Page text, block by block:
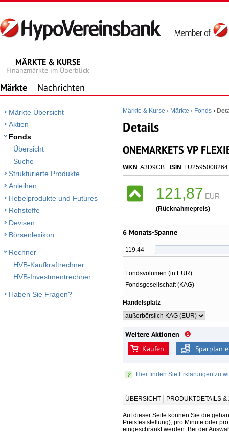
MÄRKTE & KURSE
Finanzmärkte im Überblick
Märkte Nachrichten
Märkte Übersicht
Aktien
Fonds
Übersicht
Suche
Strukturierte Produkte
Anleihen
Hebelprodukte und Futures
Rohstoffe
Devisen
Börsenlexikon
Rechner
HVB-Kaufkraftrechner
HVB-Investmentrechner
Haben Sie Fragen?
Märkte & Kurse › Märkte › Fonds ›
Details
ONEMARKETS VP
WKN A3D9CB ISIN LU2595008264
121,87 EUR
(Rücknahmepreis)
6 Monats-Spanne
119,44
Fondsvolumen (in EUR)
Fondsgesellschaft (KAG)
Handelsplatz
Weitere Aktionen
Kaufen
Sparplan
Hier finden Sie Erklärungen zu
ÜBERSICHT PRODUKTDETAILS
Auf dieser Seite können Sie die
Preisfeststellung), pro Minute oder
eingeschränkt werden. Bei der